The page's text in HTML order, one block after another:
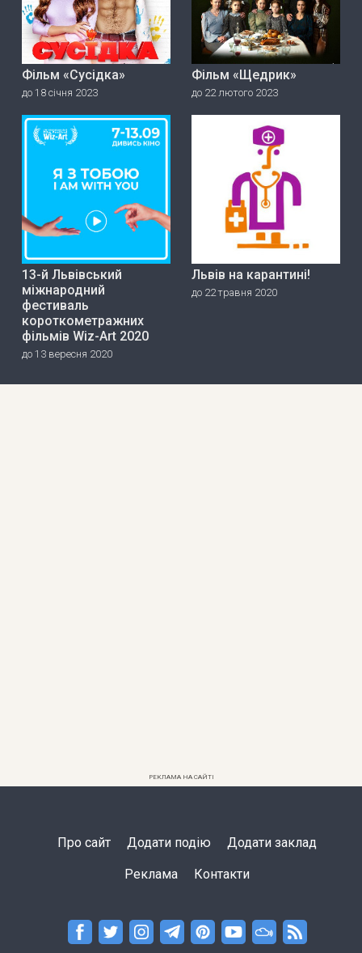
Фільм «Сусідка»
до 18 січня 2023
Фільм «Щедрик»
до 22 лютого 2023
13-й Львівський
міжнародний
фестиваль
короткометражних
фільмів Wiz-Art 2020
до 13 вересня 2020
Львів на карантині!
до 22 травня 2020
РЕКЛАМА НА САЙТІ
Про сайт Додати подію Додати заклад
Реклама Контакти